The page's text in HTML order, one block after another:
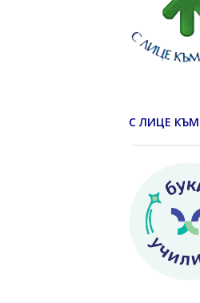
С ЛИЦЕ